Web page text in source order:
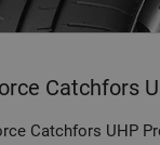
Catchfors
Catchfors UHP